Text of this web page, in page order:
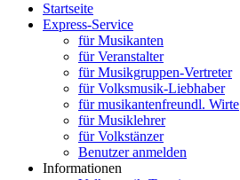
Startseite
Express-Service
für Musikanten
für Veranstalter
für Musikgruppen-Vertreter
für Volksmusik-Liebhaber
für musikantenfreundl. Wirte
für Musiklehrer
für Volkstänzer
Benutzer anmelden
Informationen